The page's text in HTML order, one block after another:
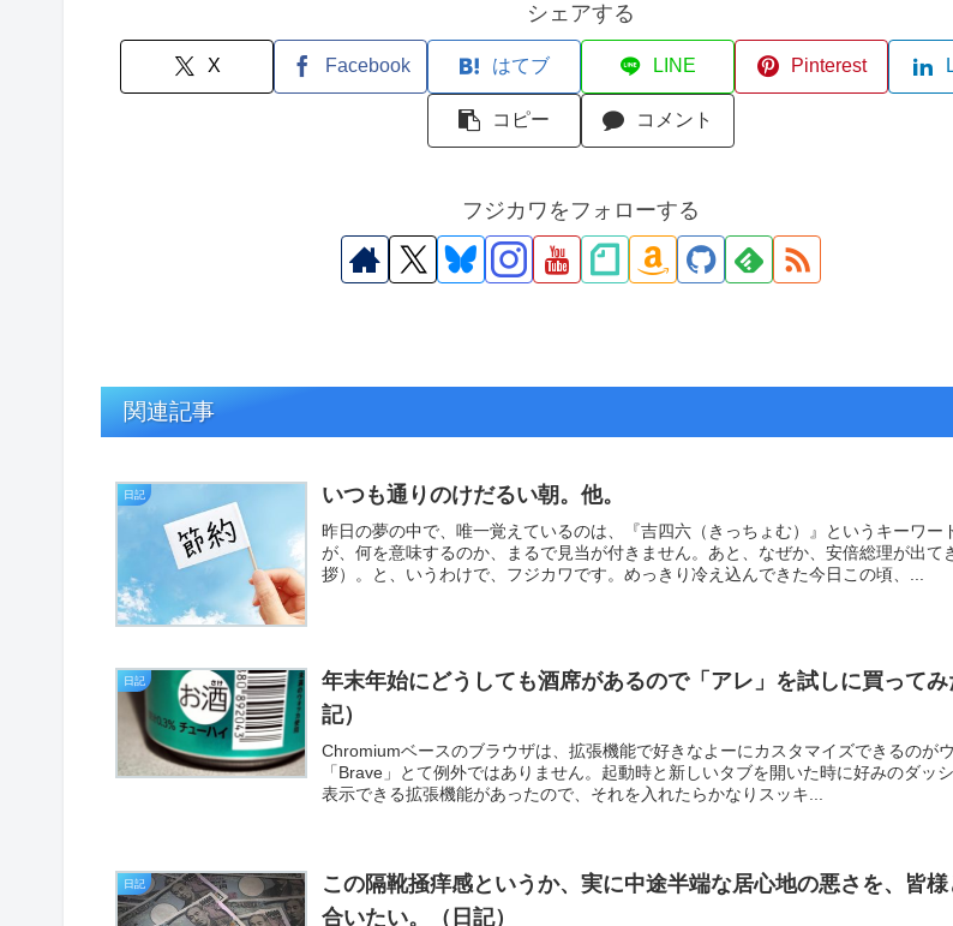
シェアする
X Facebook はてブ LINE Pinterest
コピー コメント
フジカワをフォローする
関連記事
日記 いつも通りのけだるい朝。他。
昨日の夢の中で、唯一覚えているのは、『吉四六（きっちょむ）』というキーワー
が、何を意味するのか、まるで見当が付きません。あと、なぜか、安倍総理が出て
拶）。と、いうわけで、フジカワです。めっきり冷え込んできた今日この頃、...
日記
年末年始にどうしても酒席があるので「アレ」を試しに買ってみ
記）
Chromiumベースのブラウザは、拡張機能で好きなよーにカスタマイズできるのがウ
「Brave」とて例外ではありません。起動時と新しいタブを開いた時に好みのダッ
表示できる拡張機能があったので、それを入れたらかなりスッキ...
日記
この隔靴掻痒感というか、実に中途半端な居心地の悪さを、皆
合いたい。（日記）